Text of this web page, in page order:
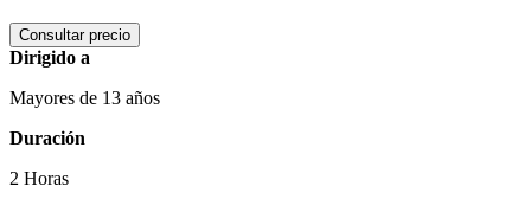
Consultar precio
Dirigido a
Mayores de 13 años
Duración
2 Horas